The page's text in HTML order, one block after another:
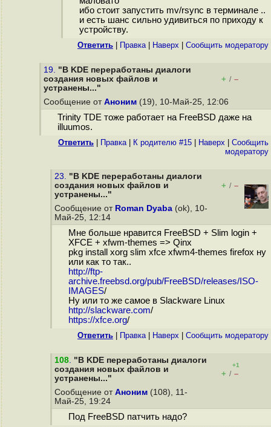
ибо стоит запустить mv/rsync в терминале ..
и есть шанс сильно удивиться по приходу к
устройству.
Ответить Правка| Наверх Cообщить модератору
19. "В KDE переработаны диалоги
создания новых файлов и
устранены..."
+ / –
Сообщение от Аноним (19), 10-Май-25, 12:06
Trinity TDE тоже работает на FreeBSD даже на
illuumos.
Ответить Правка| К родителю #15 Наверх
Cообщить
модератору
23. "В KDE переработаны диалоги
создания новых файлов и
устранены..."
+ / –
Сообщение от Roman Dyaba (ok), 10-
Май-25, 12:14
Мне больше нравится FreeBSD + Slim login +
XFCE + xfwm-themes => Qinx
pkg install xorg slim xfce xfwm4-themes firefox ну
или как то так..
http://ftp-
archive.freebsd.org/pub/FreeBSD/releases/ISO-
IMAGES/
Ну или то же самое в Slackware Linux
http://slackware.com/
https://xfce.org/
Ответить Правка| Наверх Cообщить модератору
108. "В KDE переработаны диалоги
создания новых файлов и
устранены..."
+1
+ / –
Сообщение от Аноним (108), 11-
Май-25, 19:24
Под FreeBSD патчить надо?